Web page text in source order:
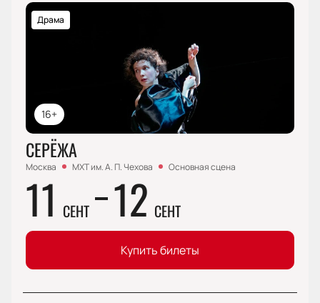
16+
Драма
СЕРЁЖА
Москва МХТ им. А. П. Чехова Основная сцена
11 СЕНТ 12 СЕНТ
Купить билеты